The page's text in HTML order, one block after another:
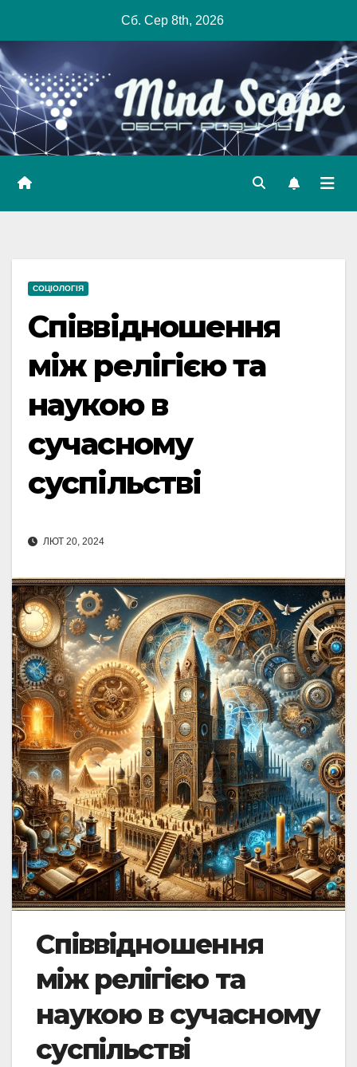
content
Сб. Сер 8th, 2026
СОЦІОЛОГІЯ
Співвідношення
між релігією та
наукою в
сучасному
суспільстві
ЛЮТ 20, 2024
Співвідношення
між релігією та
наукою в сучасному
суспільстві